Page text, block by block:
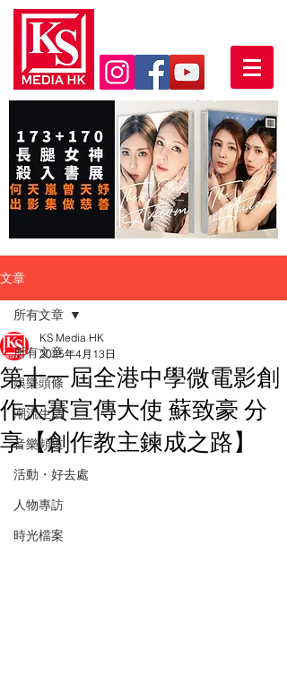
文章
所有文章
娛樂頭條
潮流生活
音樂頻道
活動・好去處
人物專訪
時光檔案
所有文章
第十一屆全港中學微電影創
作大賽宣傳大使 蘇致豪 分
享【創作教主鍊成之路】
KS Media HK
2025年4月13日